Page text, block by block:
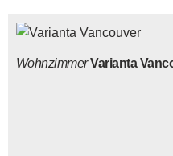
WohnzimmerVarianta